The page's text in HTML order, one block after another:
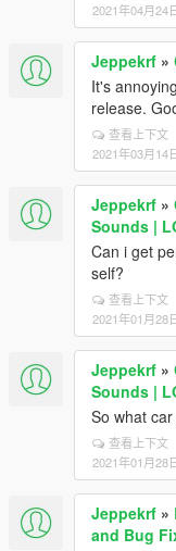
2021年04月24
Jeppekrf »
It's
release.
查看上下文
2021年03月14
Jeppekrf »
Sounds |
Can i get
self?
查看上下文
2021年01月28
Jeppekrf »
Sounds |
So what
查看上下文
2021年01月28
Jeppekrf »
and Bug